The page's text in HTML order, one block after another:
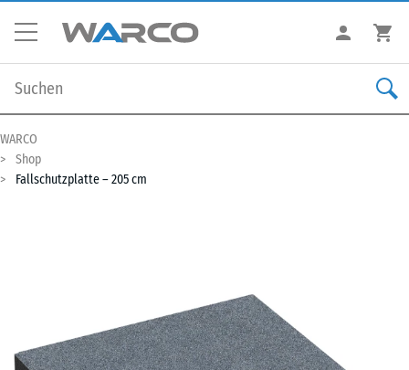
WARCO
Shop
Fallschutzplatte – 205 cm